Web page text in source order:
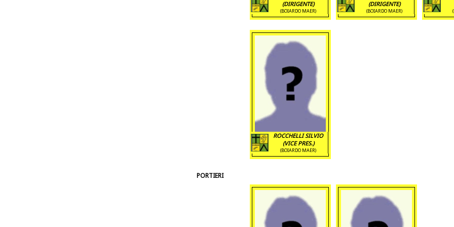
(DIRIGENTE)
(BOIARDO MAER)
(DIRIGENTE)
(BOIARDO MAER)
ROCCHELLI SILVIO
(VICE PRES.)
(BOIARDO MAER)
PORTIERI